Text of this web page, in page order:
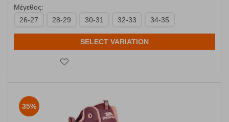
Μέγεθος:
26-27
28-29 30-31 32-33 34-35
SELECT VARIATION
35%